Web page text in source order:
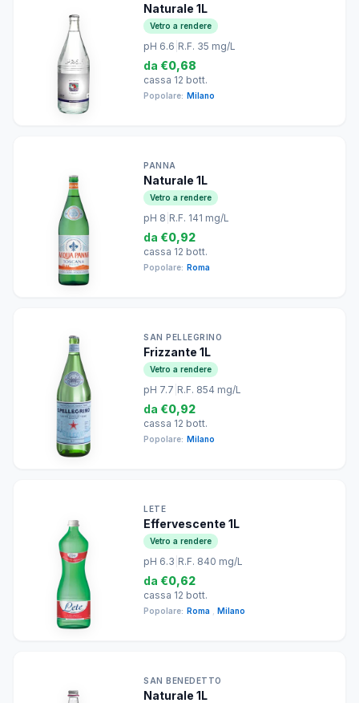
Naturale 1L
Vetro a rendere
pH 6.6 R.F. 35 mg/L
da €0,68
cassa 12 bott.
Popolare: Milano
PANNA
Naturale 1L
Vetro a rendere
pH 8 R.F. 141 mg/L
da €0,92
cassa 12 bott.
Popolare: Roma
SAN PELLEGRINO
Frizzante 1L
Vetro a rendere
pH 7.7 R.F. 854 mg/L
da €0,92
cassa 12 bott.
Popolare: Milano
LETE
Effervescente 1L
Vetro a rendere
pH 6.3 R.F. 840 mg/L
da €0,62
cassa 12 bott.
Popolare: Roma Milano
SAN BENEDETTO
Naturale 1L